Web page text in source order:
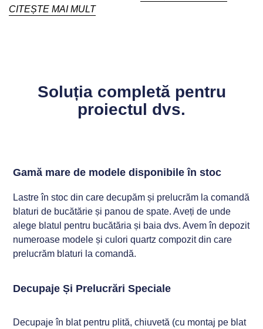
CITEȘTE MAI MULT
Soluția completă pentru
proiectul dvs.
Gamă mare de modele disponibile în stoc
Lastre în stoc din care decupăm și prelucrăm la comandă
blaturi de bucătărie și panou de spate. Aveți de unde
alege blatul pentru bucătăria și baia dvs. Avem în depozit
numeroase modele și culori quartz compozit din care
prelucrăm blaturi la comandă.
Decupaje Și Prelucrări Speciale
Decupaje în blat pentru plită, chiuvetă (cu montaj pe blat